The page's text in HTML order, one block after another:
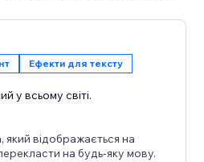
Ефекти для тексту
у всьому світі.
який відображається на
на будь-яку мову.